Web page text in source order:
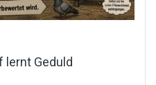
lernt Geduld